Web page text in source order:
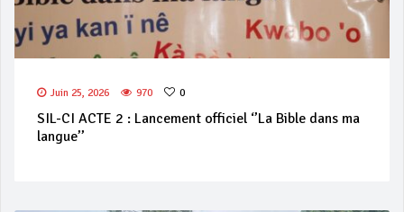
Juin 25, 2026 970 0
SIL-CI ACTE 2 : Lancement officiel ‘’La Bible dans ma
langue’’